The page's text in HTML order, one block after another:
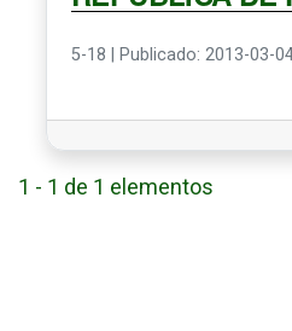
5-18 Publicado: 2013-03-
1 - 1 de 1 elementos